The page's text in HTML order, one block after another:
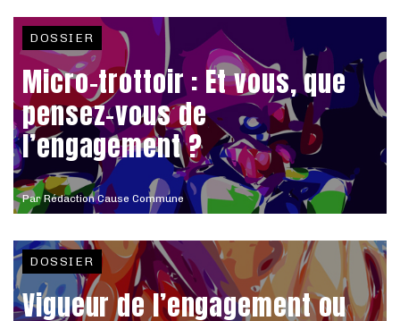
ParRédaction Cause Commune
DOSSIER
Micro-trottoir : Et vous, que
pensez-vous de
l’engagement ?
DOSSIER
Vigueur de l’engagement ou